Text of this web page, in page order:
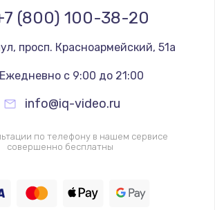
Замена реле
термопредохранителя
700 руб.
Заказать
2500 руб.
(800) 100-38-20
, просп. Красноармейский, 51а
Ежедневно с 9:00 до 21:00
info@iq-video.ru
по телефону в нашем сервисе
совершенно бесплатны